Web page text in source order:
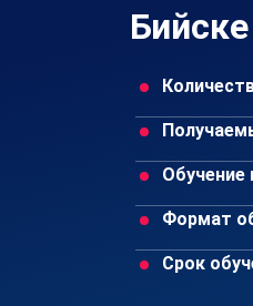
Бийске
Обучение
Формат
Срок